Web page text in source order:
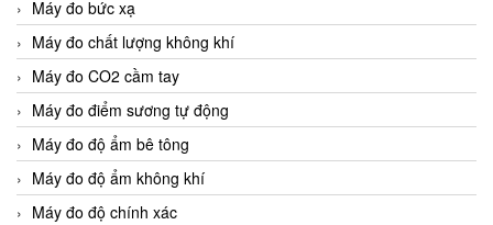
Máy đo bức xạ
Máy đo chất lượng không khí
Máy đo CO2 cầm tay
Máy đo điểm sương tự động
Máy đo độ ẩm bê tông
Máy đo độ ẩm không khí
Máy đo độ chính xác